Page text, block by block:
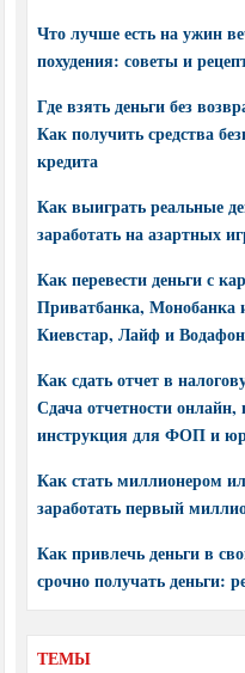
Что лучше есть на ужин
похудения: советы и
Где взять деньги без
Как получить средства
кредита
Как выиграть реальные
заработать на азартных
Как перевести деньги с
Приватбанка, Монобанка
Киевстар, Лайф и
Как сдать отчет в
Сдача отчетности
инструкция для ФОП и
Как стать миллионером
заработать первый
Как привлечь деньги в
срочно получать деньги:
ТЕМЫ